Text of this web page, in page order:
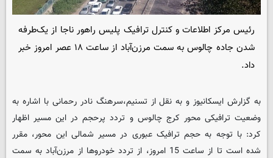
رئیس مرکز اطلاعات و کنترل ترافیک پلیس راهور ناجا از یک‌طرفه
شدن جاده چالوس به سمت مرزن‌آباد از ساعت ۱۸ عصر امروز خبر
داد.
به گزارش ایسکانیوز و به نقل از تسنیم،سرهنگ نادر رحمانی با اشاره به
وضعیت ترافیکی محور کرج چالوس و تردد پرحجم در این مسیر اظهار
کرد: با توجه به حجم ترافیک عبوری در مسیر شمالی این محور، مقرر
شده است تا از ساعت 15 امروز، از تردد خودروها از مرزن‌آباد به سمت